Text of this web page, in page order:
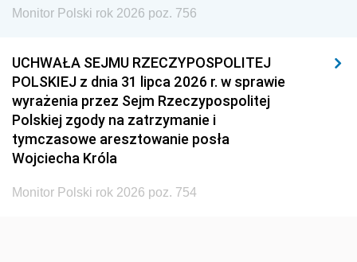
Monitor Polski rok 2026 poz. 756
UCHWAŁA SEJMU RZECZYPOSPOLITEJ
POLSKIEJ z dnia 31 lipca 2026 r. w sprawie
wyrażenia przez Sejm Rzeczypospolitej
Polskiej zgody na zatrzymanie i
tymczasowe aresztowanie posła
Wojciecha Króla
Monitor Polski rok 2026 poz. 754